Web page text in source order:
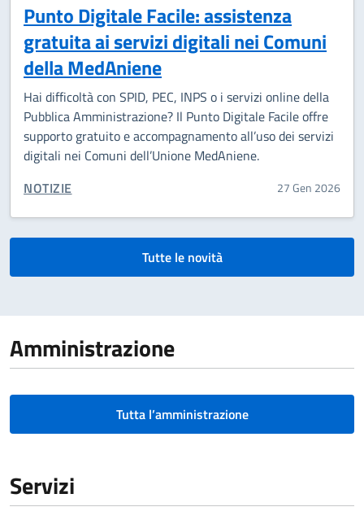
Punto Digitale Facile: assistenza
gratuita ai servizi digitali nei Comuni
della MedAniene
Hai difficoltà con SPID, PEC, INPS o i servizi online della
Pubblica Amministrazione? Il Punto Digitale Facile offre
supporto gratuito e accompagnamento all’uso dei servizi
digitali nei Comuni dell’Unione MedAniene.
CATEGORIA CORRELATA:
NOTIZIE 27 Gen 2026
Tutte le novità
Amministrazione
Tutta l’amministrazione
Servizi